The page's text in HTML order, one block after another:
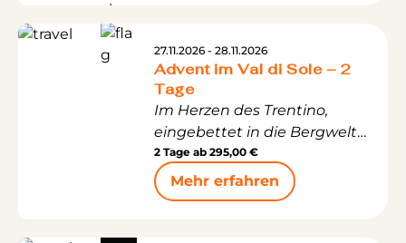
Wochenende voller schöner
Begegnungen, guter Musik
und echter steirischer
Herzlichkeit.
27.11.2026 - 28.11.2026
Advent im Val di Sole – 2
Tage
Im Herzen des Trentino,
eingebettet in die Bergwelt
der Ortlergruppe und der
Brenta-Adamello-Dolomiten
liegt das „Val di Sole“ mit
2 Tage ab 295,00 €
Mehr erfahren